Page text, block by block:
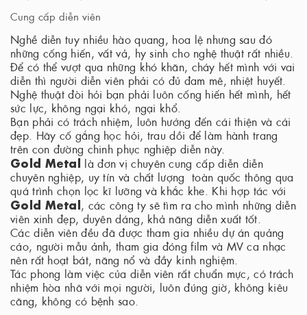
Cung cấp diễn viên
Nghề diễn tuy nhiều hào quang, hoa lệ nhưng sau đó
những cống hiến, vất vả, hy sinh cho nghệ thuật rất nhiều.
Để có thể vượt qua những khó khăn, cháy hết mình với vai
diễn thì người diễn viên phải có đủ đam mê, nhiệt huyết.
Nghệ thuật đòi hỏi bạn phải luôn cống hiến hết mình, hết
sức lực, không ngại khó, ngại khổ.
Bạn phải có trách nhiệm, luôn hướng đến cái thiện và cái
đẹp. Hãy cố gắng học hỏi, trau dồi để làm hành trang
trên con đường chinh phục nghiệp diễn này.
Gold Metal là đơn vị chuyên cung cấp diễn diễn
chuyên nghiệp, uy tín và chất lượng toàn quốc thông qua
quá trình chọn lọc kĩ lưỡng và khắc khe. Khi hợp tác với
Gold Metal , các công ty sẽ tìm ra cho mình những diễn
viên xinh đẹp, duyên dáng, khả năng diễn xuất tốt.
Các diễn viên đều đã được tham gia nhiều dự án quảng
cáo, người mẫu ảnh, tham gia đóng film và MV ca nhạc
nên rất hoạt bát, năng nổ và đầy kinh nghiệm.
Tác phong làm việc của diễn viên rất chuẩn mực, có trách
nhiệm hòa nhã với mọi người, luôn đúng giờ, không kiêu
căng, không có bệnh sao.